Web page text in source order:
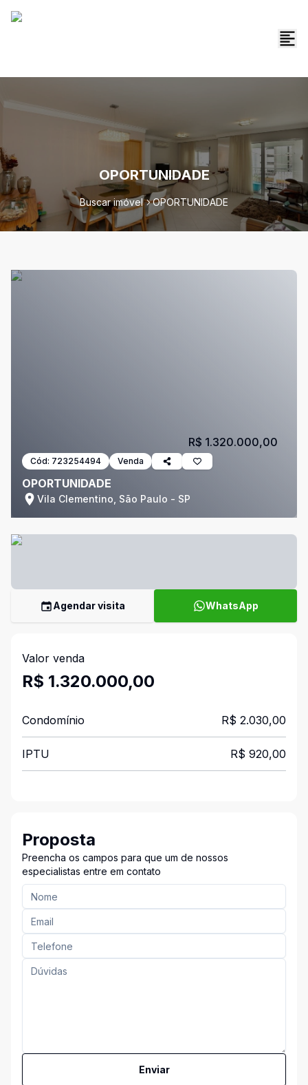
OPORTUNIDADE
Buscar imóvel OPORTUNIDADE
Cód: 723254494 Venda
OPORTUNIDADE
Vila Clementino, São Paulo - SP
R$ 1.320.000,00
Agendar visita WhatsApp
Valor venda
R$ 1.320.000,00
Condomínio R$ 2.030,00
IPTU R$ 920,00
Proposta
Preencha os campos para que um de nossos
especialistas entre em contato
Enviar